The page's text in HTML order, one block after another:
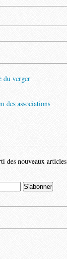
du verger
des associations
des nouveaux articles